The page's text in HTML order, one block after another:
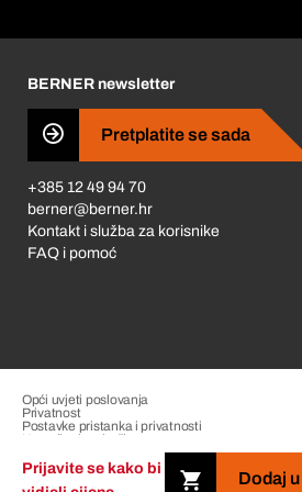
Prijavite se kako bi
Dodaj
Business Conduct
BERNER newsletter
Pretplatite se sada
+385 12 49 94 70
berner@berner.hr
Kontakt i služba za korisnike
FAQ i pomoć
Opći uvjeti poslovanja
Privatnost
Postavke pristanka i privatnosti
Upravljanje pritužbama